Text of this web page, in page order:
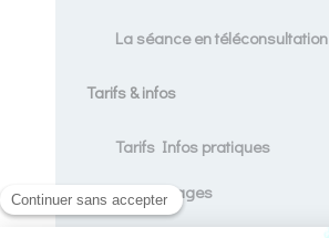
La séance en téléconsultation
Tarifs & infos
Tarifs Infos pratiques
Témoignages